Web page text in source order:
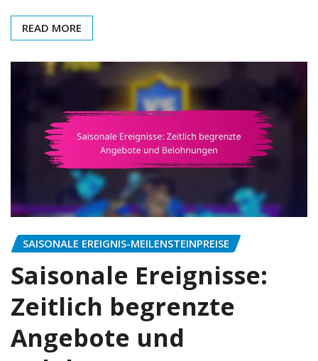
READ MORE
SAISONALE EREIGNIS-MEILENSTEINPREISE
Saisonale Ereignisse:
Zeitlich begrenzte
Angebote und